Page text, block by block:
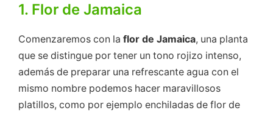
1. Flor de Jamaica
Comenzaremos con la flor de Jamaica, una planta
que se distingue por tener un tono rojizo intenso,
además de preparar una refrescante agua con el
mismo nombre podemos hacer maravillosos
platillos, como por ejemplo enchiladas de flor de